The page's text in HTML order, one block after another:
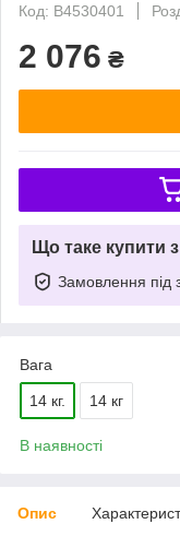
Код: B4530401
2 076 ₴
Що таке купити
Замовлення під
Вага
14 кг. 14 кг
В наявності
Опис